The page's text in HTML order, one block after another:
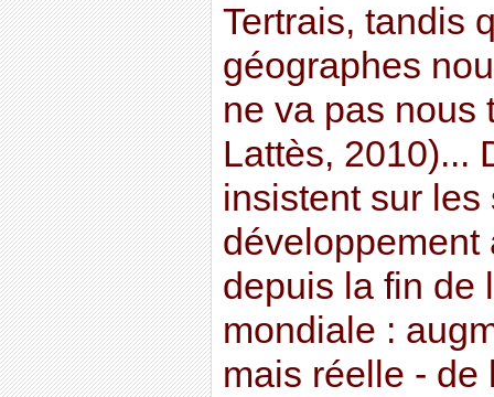
Tertrais, tandis
géographes
ne va pas nous
Lattès, 2010)...
insistent sur
développement
depuis la fin de
mondiale :
mais réelle - de